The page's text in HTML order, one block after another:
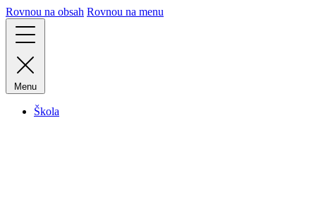
Rovnou na obsah Rovnou na menu
Menu
Škola